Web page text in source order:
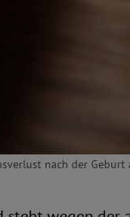
nach der